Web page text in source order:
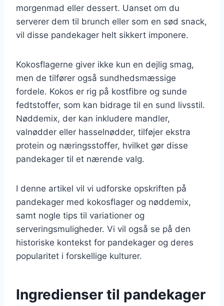
morgenmad eller dessert. Uanset om du
serverer dem til brunch eller som en sød snack,
vil disse pandekager helt sikkert imponere.
Kokosflagerne giver ikke kun en dejlig smag,
men de tilfører også sundhedsmæssige
fordele. Kokos er rig på kostfibre og sunde
fedtstoffer, som kan bidrage til en sund livsstil.
Nøddemix, der kan inkludere mandler,
valnødder eller hasselnødder, tilføjer ekstra
protein og næringsstoffer, hvilket gør disse
pandekager til et nærende valg.
I denne artikel vil vi udforske opskriften på
pandekager med kokosflager og nøddemix,
samt nogle tips til variationer og
serveringsmuligheder. Vi vil også se på den
historiske kontekst for pandekager og deres
popularitet i forskellige kulturer.
Ingredienser til pandekager